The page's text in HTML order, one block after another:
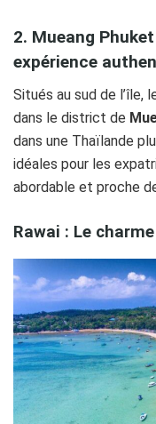
2. Mueang
expérience
Situés au sud de l’île,
dans le district de
dans une Thaïlande
idéales pour les
abordable et proche
Rawai : Le